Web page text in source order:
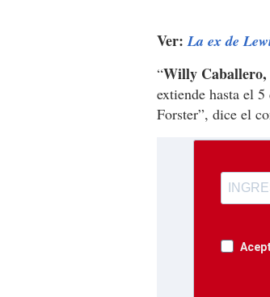
Ver:La ex de
“Willy Caballero,
extiende hasta el
Forster”, dice el